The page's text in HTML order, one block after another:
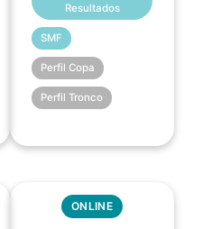
Resultados
SMF
Perfil Copa
Perfil Tronco
ONLINE